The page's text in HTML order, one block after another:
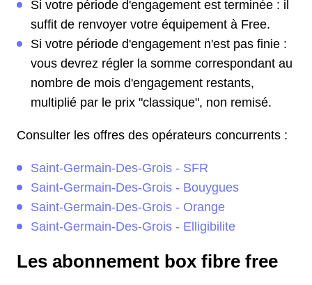
Si votre période d'engagement est terminée : il
suffit de renvoyer votre équipement à Free.
Si votre période d'engagement n'est pas finie :
vous devrez régler la somme correspondant au
nombre de mois d'engagement restants,
multiplié par le prix "classique", non remisé.
Consulter les offres des opérateurs concurrents :
Saint-Germain-Des-Grois - SFR
Saint-Germain-Des-Grois - Bouygues
Saint-Germain-Des-Grois - Orange
Saint-Germain-Des-Grois - Elligibilite
Les abonnement box fibre free